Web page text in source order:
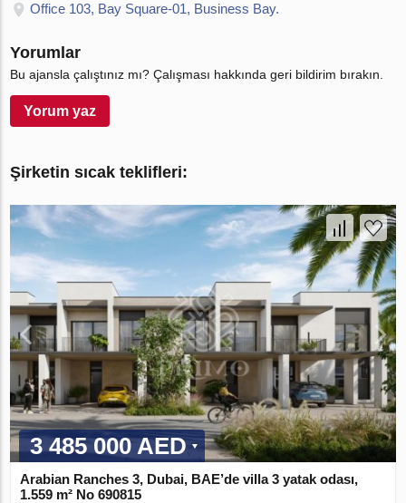
Office 103, Bay Square-01, Business Bay.
Yorumlar
Bu ajansla çalıştınız mı? Çalışması hakkında geri bildirim bırakın.
Yorum yaz
Şirketin sıcak teklifleri:
3 485 000 AED
Arabian Ranches 3, Dubai, BAE’de villa 3 yatak odası,
1.559 m² No 690815